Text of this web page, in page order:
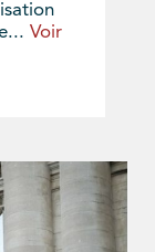
Voir